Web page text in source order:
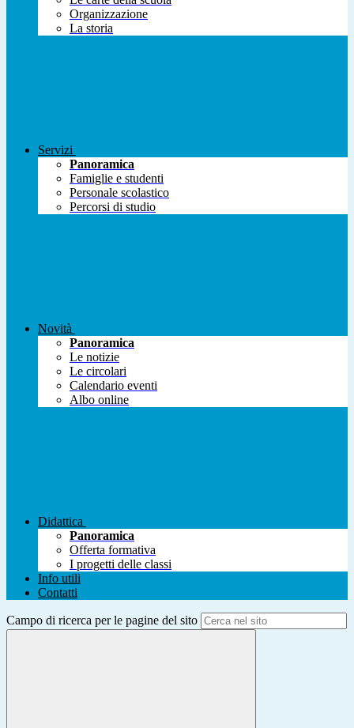
Organizzazione
La storia
Servizi
Panoramica
Famiglie e studenti
Personale scolastico
Percorsi di studio
Novità
Panoramica
Le notizie
Le circolari
Calendario eventi
Albo online
Didattica
Panoramica
Offerta formativa
I progetti delle classi
Info utili
Contatti
Campo di ricerca per le pagine del sito